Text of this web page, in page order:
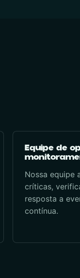
Equipe de
Nossa equipe
críticas,
resposta a
contínua.